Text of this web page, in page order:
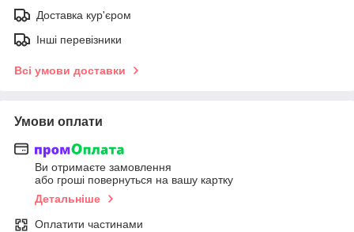
Доставка кур'єром
Інші перевізники
Всі умови доставки
Умови оплати
Ви отримаєте замовлення
або гроші повернуться на вашу картку
Детальніше
Оплатити частинами